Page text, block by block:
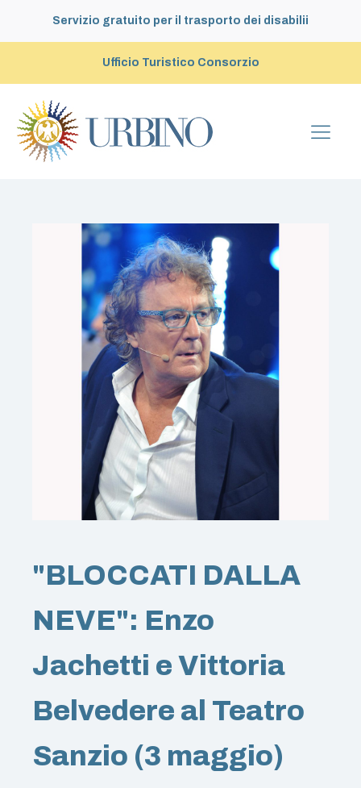
Servizio gratuito per il trasporto dei disabilii
Ufficio Turistico Consorzio
"BLOCCATI DALLA
NEVE": Enzo
Jachetti e Vittoria
Belvedere al Teatro
Sanzio (3 maggio)